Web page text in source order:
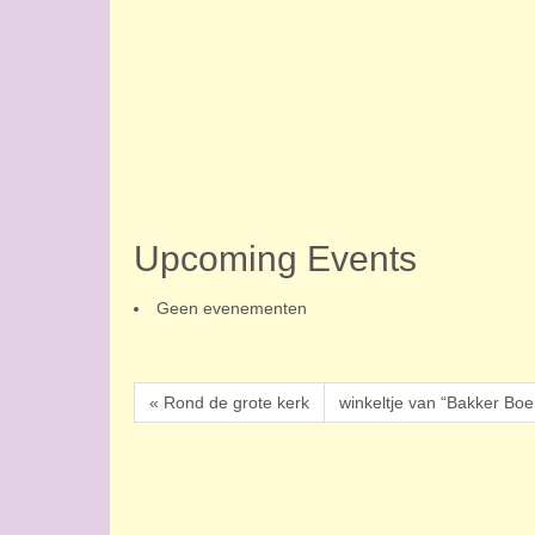
Upcoming Events
Geen evenementen
« Rond de grote kerk winkeltje van “Bakker